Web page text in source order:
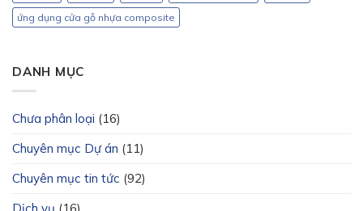
ứng dụng cửa gỗ nhựa composite
DANH MỤC
Chưa phân loại (16)
Chuyên mục Dự án (11)
Chuyên mục tin tức (92)